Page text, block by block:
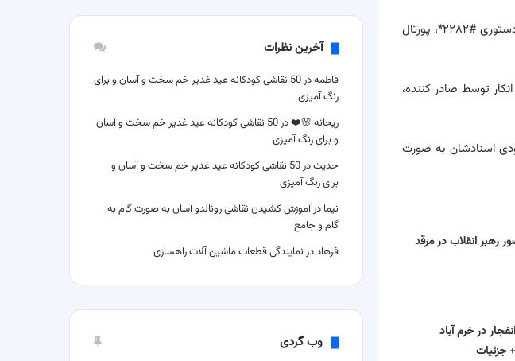
مردم می‌توانند از طریق اپلیکیشن جامع موبایل کاتب، وب سایت جامع کاتب، درگاه پیامک و کد دستوری #۲۲۸۲*، پورتال
توسط صادر کننده،
اسنادشان به صورت
رهبر انقلاب در مرقد
در خرم آباد
آخرین نظرات
فاطمهدر
50 نقاشی کودکانه عید غدیر خم سخت و آسان و برای
رنگ آمیزی
ریحانه 🌸❤️در
50 نقاشی کودکانه عید غدیر خم سخت و آسان
و برای رنگ آمیزی
حدیثدر
50 نقاشی کودکانه عید غدیر خم سخت و آسان و
برای رنگ آمیزی
نیما درآموزش کشیدن نقاشی رونالدو آسان به صورت گام به
گام و جامع
فرهاددر نمایندگی قطعات ماشین آلات راهسازی
وب گردی